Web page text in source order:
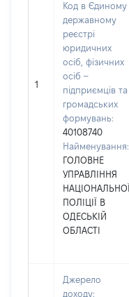
1
Код в Єдиному
державному
реєстрі
юридичних
осіб, фізичних
осіб –
підприємців та
громадських
формувань:
40108740
Найменування:
ГОЛОВНЕ
УПРАВЛІННЯ
НАЦІОНАЛЬНОЇ
ПОЛІЦІЇ В
ОДЕСЬКІЙ
ОБЛАСТІ
Джерело
доходу: